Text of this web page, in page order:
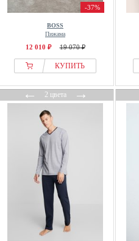
-37%
BOSS
Пижама
12 010 ₽ 19 070 ₽
КУПИТЬ
←2 цвета→